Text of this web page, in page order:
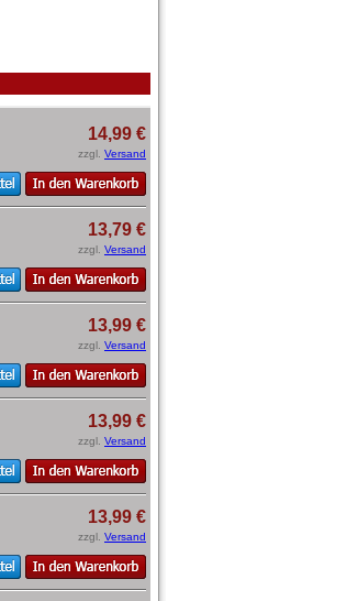
14,99 €
zzgl. Versand
13,79 €
zzgl. Versand
13,99 €
zzgl. Versand
13,99 €
zzgl. Versand
13,99 €
zzgl. Versand